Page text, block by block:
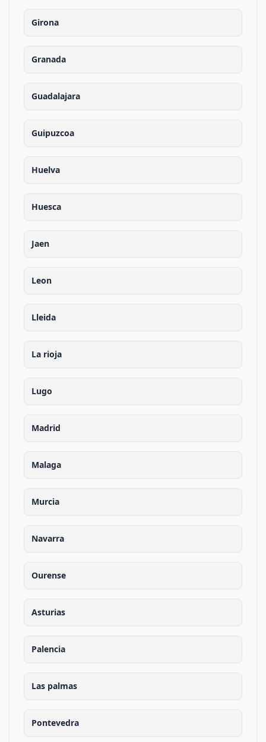
Girona
Granada
Guadalajara
Guipuzcoa
Huelva
Huesca
Jaen
Leon
Lleida
La rioja
Lugo
Madrid
Malaga
Murcia
Navarra
Ourense
Asturias
Palencia
Las palmas
Pontevedra